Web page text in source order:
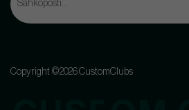
Copyright ©2026 CustomClubs